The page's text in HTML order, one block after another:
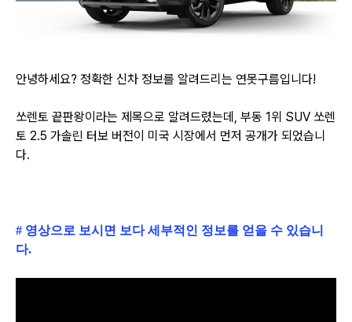
안녕하세요? 정확한 신차 정보를 알려드리는 연못구름입니다!
쏘렌토 끝판왕이라는 제목으로 알려드렸는데, 부동 1위 SUV 쏘렌
토 2.5 가솔린 터보 버전이 미국 시장에서 먼저 공개가 되었습니
다.
# 영상으로 보시면 보다 세부적인 정보를 얻을 수 있습니
다.